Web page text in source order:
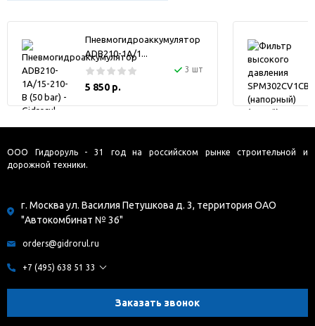
Пневмогидроаккумулятор
ADB210-1A/1...
3 шт
5 850 р.
ООО Гидроруль - 31 год на российском рынке строительной и
дорожной техники.
г. Москва ул. Василия Петушкова д. 3, территория ОАО
"Автокомбинат № 36"
orders@gidrorul.ru
+7 (495) 638 51 33
Заказать звонок